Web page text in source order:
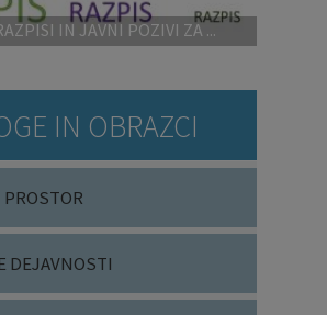
IN JAVNI POZIVI ZA ...
IN OBRAZCI
DEJAVNOSTI